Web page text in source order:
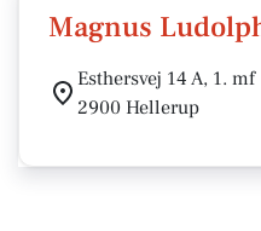
Magnus
Esthersvej 14 A, 1. mf
2900 Hellerup